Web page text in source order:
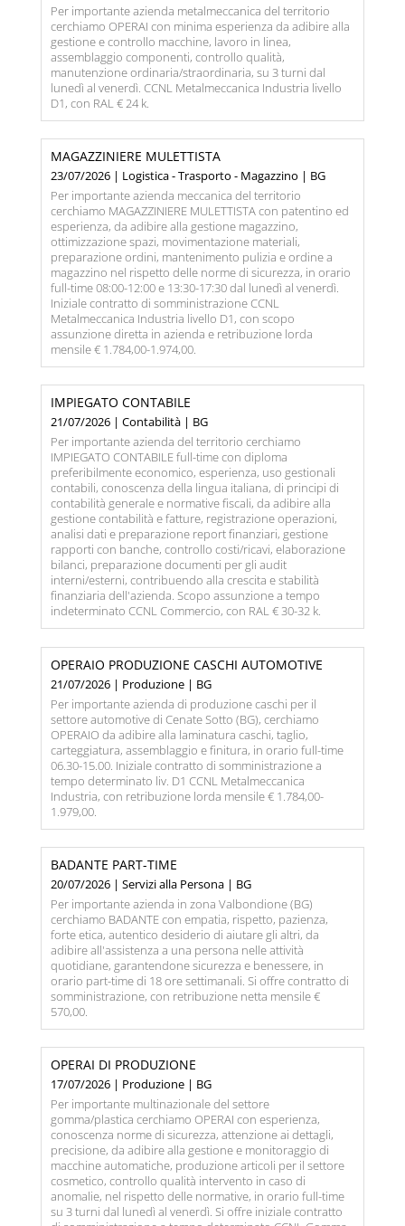
Per importante azienda metalmeccanica del territorio
cerchiamo OPERAI con minima esperienza da adibire alla
gestione e controllo macchine, lavoro in linea,
assemblaggio componenti, controllo qualità,
manutenzione ordinaria/straordinaria, su 3 turni dal
lunedì al venerdì. CCNL Metalmeccanica Industria livello
D1, con RAL € 24 k.
MAGAZZINIERE MULETTISTA
23/07/2026 | Logistica - Trasporto - Magazzino | BG
Per importante azienda meccanica del territorio
cerchiamo MAGAZZINIERE MULETTISTA con patentino ed
esperienza, da adibire alla gestione magazzino,
ottimizzazione spazi, movimentazione materiali,
preparazione ordini, mantenimento pulizia e ordine a
magazzino nel rispetto delle norme di sicurezza, in orario
full-time 08:00-12:00 e 13:30-17:30 dal lunedì al venerdì.
Iniziale contratto di somministrazione CCNL
Metalmeccanica Industria livello D1, con scopo
assunzione diretta in azienda e retribuzione lorda
mensile € 1.784,00-1.974,00.
IMPIEGATO CONTABILE
21/07/2026 | Contabilità | BG
Per importante azienda del territorio cerchiamo
IMPIEGATO CONTABILE full-time con diploma
preferibilmente economico, esperienza, uso gestionali
contabili, conoscenza della lingua italiana, di principi di
contabilità generale e normative fiscali, da adibire alla
gestione contabilità e fatture, registrazione operazioni,
analisi dati e preparazione report finanziari, gestione
rapporti con banche, controllo costi/ricavi, elaborazione
bilanci, preparazione documenti per gli audit
interni/esterni, contribuendo alla crescita e stabilità
finanziaria dell'azienda. Scopo assunzione a tempo
indeterminato CCNL Commercio, con RAL € 30-32 k.
OPERAIO PRODUZIONE CASCHI AUTOMOTIVE
21/07/2026 | Produzione | BG
Per importante azienda di produzione caschi per il
settore automotive di Cenate Sotto (BG), cerchiamo
OPERAIO da adibire alla laminatura caschi, taglio,
carteggiatura, assemblaggio e finitura, in orario full-time
06.30-15.00. Iniziale contratto di somministrazione a
tempo determinato liv. D1 CCNL Metalmeccanica
Industria, con retribuzione lorda mensile € 1.784,00-
1.979,00.
BADANTE PART-TIME
20/07/2026 | Servizi alla Persona | BG
Per importante azienda in zona Valbondione (BG)
cerchiamo BADANTE con empatia, rispetto, pazienza,
forte etica, autentico desiderio di aiutare gli altri, da
adibire all'assistenza a una persona nelle attività
quotidiane, garantendone sicurezza e benessere, in
orario part-time di 18 ore settimanali. Si offre contratto di
somministrazione, con retribuzione netta mensile €
570,00.
OPERAI DI PRODUZIONE
17/07/2026 | Produzione | BG
Per importante multinazionale del settore
gomma/plastica cerchiamo OPERAI con esperienza,
conoscenza norme di sicurezza, attenzione ai dettagli,
precisione, da adibire alla gestione e monitoraggio di
macchine automatiche, produzione articoli per il settore
cosmetico, controllo qualità intervento in caso di
anomalie, nel rispetto delle normative, in orario full-time
su 3 turni dal lunedì al venerdì. Si offre iniziale contratto